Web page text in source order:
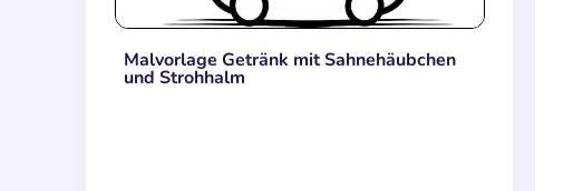
Malvorlage Getränk mit Sahnehäubchen
und Strohhalm